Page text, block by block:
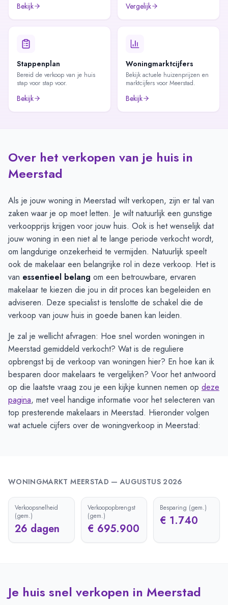
Bekijk Vergelijk
Stappenplan
Bereid de verkoop van je huis
stap voor stap voor.
Bekijk
Woningmarktcijfers
Bekijk actuele huizenprijzen en
marktcijfers voor Meerstad.
Bekijk
Over het verkopen van je huis in
Meerstad
Als je jouw woning in Meerstad wilt verkopen, zijn er tal van
zaken waar je op moet letten. Je wilt natuurlijk een gunstige
verkoopprijs krijgen voor jouw huis. Ook is het wenselijk dat
jouw woning in een niet al te lange periode verkocht wordt,
om langdurige onzekerheid te vermijden. Natuurlijk speelt
ook de makelaar een belangrijke rol in deze verkoop. Het is
van essentieel belang om een betrouwbare, ervaren
makelaar te kiezen die jou in dit proces kan begeleiden en
adviseren. Deze specialist is tenslotte de schakel die de
verkoop van jouw huis in goede banen kan leiden.
Je zal je wellicht afvragen: Hoe snel worden woningen in
Meerstad gemiddeld verkocht? Wat is de reguliere
opbrengst bij de verkoop van woningen hier? En hoe kan ik
besparen door makelaars te vergelijken? Voor het antwoord
op die laatste vraag zou je een kijkje kunnen nemen op deze
pagina, met veel handige informatie voor het selecteren van
top presterende makelaars in Meerstad. Hieronder volgen
wat actuele cijfers over de woningverkoop in Meerstad:
WONINGMARKTMEERSTAD —AUGUSTUS 2026
Verkoopsnelheid
(gem.)
26 dagen
Verkoopopbrengst
(gem.)
€ 695.900
Besparing (gem.)
€ 1.740
Je huis snel verkopen in Meerstad